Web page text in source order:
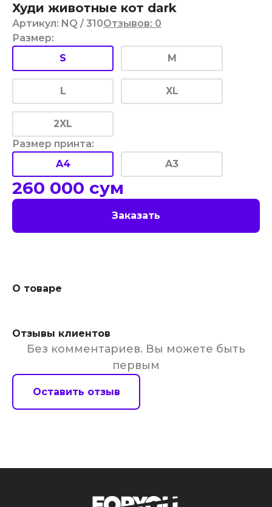
Худи животные кот dark
Артикул: NQ / 310Отзывов: 0
Размер:
S
M
L XL
2XL
Размер принта:
A4
A3
260 000 сум
Заказать
О товаре
Отзывы клиентов
Без комментариев. Вы можете быть
первым
Оставить отзыв